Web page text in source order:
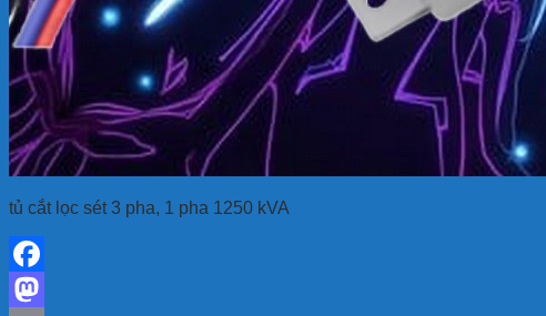
tủ cắt lọc sét 3 pha, 1 pha 1250 kVA
Facebook